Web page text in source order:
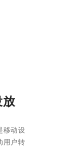
放
移动设
用户转